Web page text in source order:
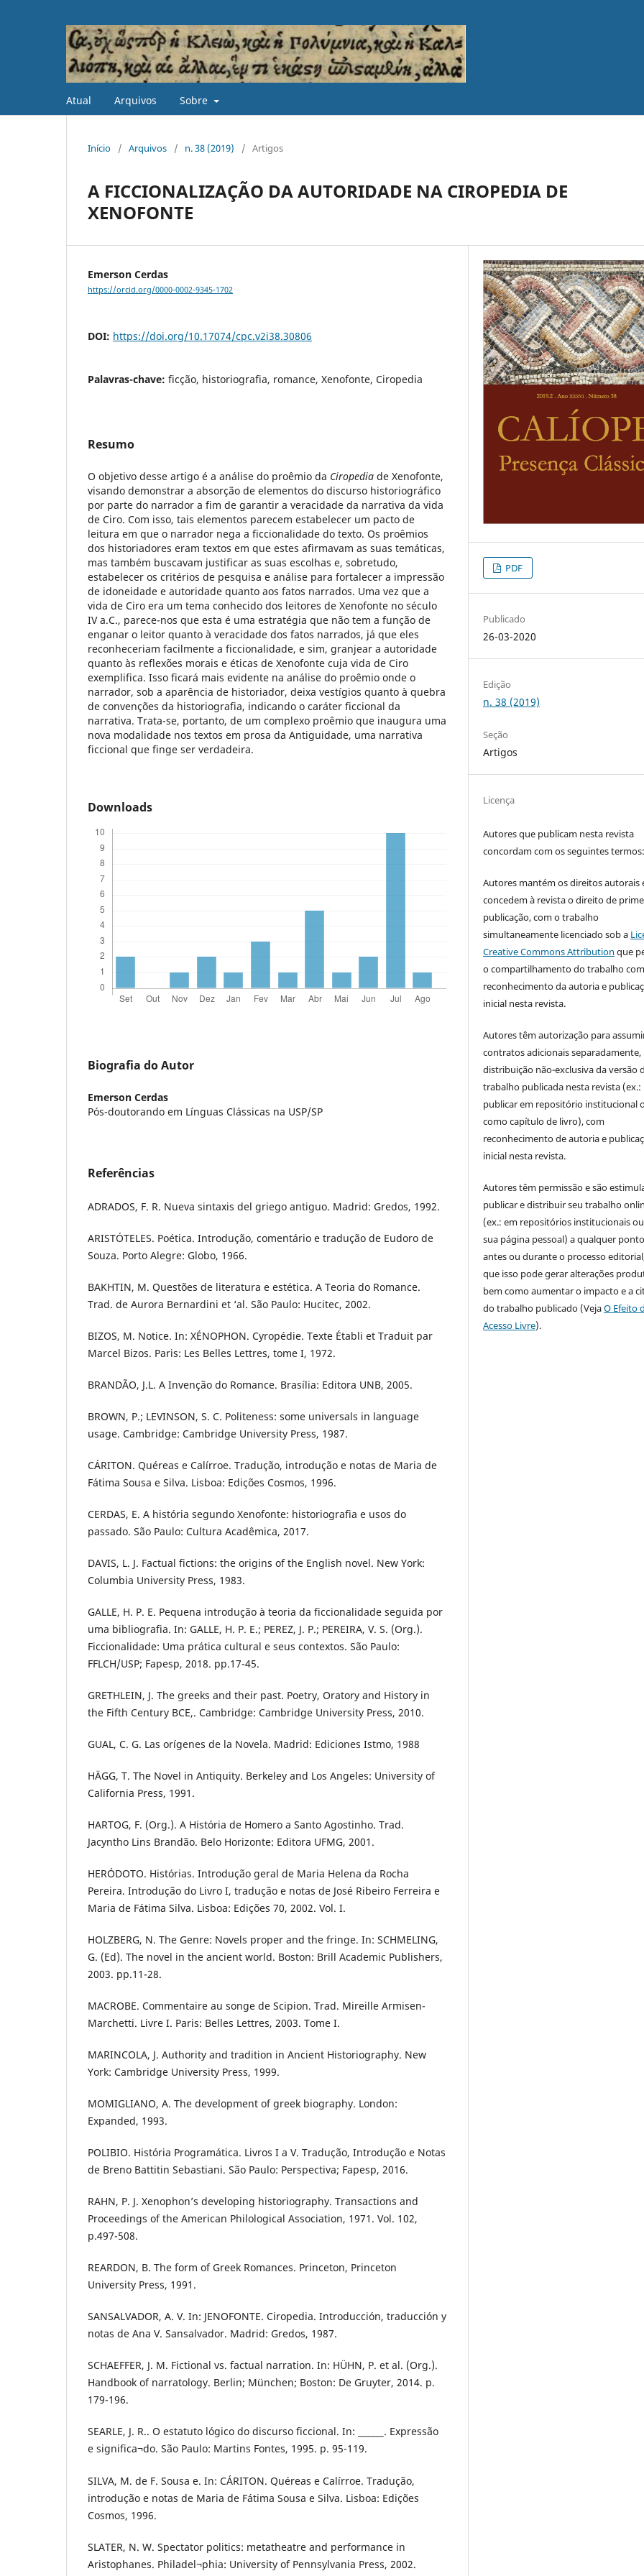
Atual Arquivos Sobre
Início / Arquivos / n. 38 (2019) / Artigos
A FICCIONALIZAÇÃO DA AUTORIDADE NA CIROPEDIA DE
XENOFONTE
Emerson Cerdas
https://orcid.org/0000-0002-9345-1702
DOI: https://doi.org/10.17074/cpc.v2i38.30806
Palavras-chave: ficção, historiografia, romance, Xenofonte, Ciropedia
Resumo
O objetivo desse artigo é a análise do proêmio da Ciropedia de Xenofonte,
visando demonstrar a absorção de elementos do discurso historiográfico
por parte do narrador a fim de garantir a veracidade da narrativa da vida
de Ciro. Com isso, tais elementos parecem estabelecer um pacto de
leitura em que o narrador nega a ficcionalidade do texto. Os proêmios
dos historiadores eram textos em que estes afirmavam as suas temáticas,
mas também buscavam justificar as suas escolhas e, sobretudo,
estabelecer os critérios de pesquisa e análise para fortalecer a impressão
de idoneidade e autoridade quanto aos fatos narrados. Uma vez que a
vida de Ciro era um tema conhecido dos leitores de Xenofonte no século
IV a.C., parece-nos que esta é uma estratégia que não tem a função de
enganar o leitor quanto à veracidade dos fatos narrados, já que eles
reconheceriam facilmente a ficcionalidade, e sim, granjear a autoridade
quanto às reflexões morais e éticas de Xenofonte cuja vida de Ciro
exemplifica. Isso ficará mais evidente na análise do proêmio onde o
narrador, sob a aparência de historiador, deixa vestígios quanto à quebra
de convenções da historiografia, indicando o caráter ficcional da
narrativa. Trata-se, portanto, de um complexo proêmio que inaugura uma
nova modalidade nos textos em prosa da Antiguidade, uma narrativa
ficcional que finge ser verdadeira.
Downloads
Biografia do Autor
Emerson Cerdas
Pós-doutorando em Línguas Clássicas na USP/SP
Referências
ADRADOS, F. R. Nueva sintaxis del griego antiguo. Madrid: Gredos, 1992.
ARISTÓTELES. Poética. Introdução, comentário e tradução de Eudoro de
Souza. Porto Alegre: Globo, 1966.
BAKHTIN, M. Questões de literatura e estética. A Teoria do Romance.
Trad. de Aurora Bernardini et ‘al. São Paulo: Hucitec, 2002.
BIZOS, M. Notice. In: XÉNOPHON. Cyropédie. Texte Établi et Traduit par
Marcel Bizos. Paris: Les Belles Lettres, tome I, 1972.
BRANDÃO, J.L. A Invenção do Romance. Brasília: Editora UNB, 2005.
BROWN, P.; LEVINSON, S. C. Politeness: some universals in language
usage. Cambridge: Cambridge University Press, 1987.
CÁRITON. Quéreas e Calírroe. Tradução, introdução e notas de Maria de
Fátima Sousa e Silva. Lisboa: Edições Cosmos, 1996.
CERDAS, E. A história segundo Xenofonte: historiografia e usos do
passado. São Paulo: Cultura Acadêmica, 2017.
DAVIS, L. J. Factual fictions: the origins of the English novel. New York:
Columbia University Press, 1983.
GALLE, H. P. E. Pequena introdução à teoria da ficcionalidade seguida por
uma bibliografia. In: GALLE, H. P. E.; PEREZ, J. P.; PEREIRA, V. S. (Org.).
Ficcionalidade: Uma prática cultural e seus contextos. São Paulo:
FFLCH/USP; Fapesp, 2018. pp.17-45.
GRETHLEIN, J. The greeks and their past. Poetry, Oratory and History in
the Fifth Century BCE,. Cambridge: Cambridge University Press, 2010.
GUAL, C. G. Las orígenes de la Novela. Madrid: Ediciones Istmo, 1988
HÄGG, T. The Novel in Antiquity. Berkeley and Los Angeles: University of
California Press, 1991.
HARTOG, F. (Org.). A História de Homero a Santo Agostinho. Trad.
Jacyntho Lins Brandão. Belo Horizonte: Editora UFMG, 2001.
HERÓDOTO. Histórias. Introdução geral de Maria Helena da Rocha
Pereira. Introdução do Livro I, tradução e notas de José Ribeiro Ferreira e
Maria de Fátima Silva. Lisboa: Edições 70, 2002. Vol. I.
HOLZBERG, N. The Genre: Novels proper and the fringe. In: SCHMELING,
G. (Ed). The novel in the ancient world. Boston: Brill Academic Publishers,
2003. pp.11-28.
MACROBE. Commentaire au songe de Scipion. Trad. Mireille Armisen-
Marchetti. Livre I. Paris: Belles Lettres, 2003. Tome I.
MARINCOLA, J. Authority and tradition in Ancient Historiography. New
York: Cambridge University Press, 1999.
MOMIGLIANO, A. The development of greek biography. London:
Expanded, 1993.
POLIBIO. História Programática. Livros I a V. Tradução, Introdução e Notas
de Breno Battitin Sebastiani. São Paulo: Perspectiva; Fapesp, 2016.
RAHN, P. J. Xenophon’s developing historiography. Transactions and
Proceedings of the American Philological Association, 1971. Vol. 102,
p.497-508.
REARDON, B. The form of Greek Romances. Princeton, Princeton
University Press, 1991.
SANSALVADOR, A. V. In: JENOFONTE. Ciropedia. Introducción, traducción y
notas de Ana V. Sansalvador. Madrid: Gredos, 1987.
SCHAEFFER, J. M. Fictional vs. factual narration. In: HÜHN, P. et al. (Org.).
Handbook of narratology. Berlin; München; Boston: De Gruyter, 2014. p.
179-196.
SEARLE, J. R.. O estatuto lógico do discurso ficcional. In: ______. Expressão
e significa¬do. São Paulo: Martins Fontes, 1995. p. 95-119.
SILVA, M. de F. Sousa e. In: CÁRITON. Quéreas e Calírroe. Tradução,
introdução e notas de Maria de Fátima Sousa e Silva. Lisboa: Edições
Cosmos, 1996.
SLATER, N. W. Spectator politics: metatheatre and performance in
Aristophanes. Philadel¬phia: University of Pennsylvania Press, 2002.
PDF
Publicado
26-03-2020
Edição
n. 38 (2019)
Seção
Artigos
Licença
Autores que publicam nesta revista
concordam com os seguintes termos:
Autores mantém os direitos autorais
concedem à revista o direito de
publicação, com o trabalho
simultaneamente licenciado sob a
Creative Commons Attribution que
o compartilhamento do trabalho com
reconhecimento da autoria e
inicial nesta revista.
Autores têm autorização para
contratos adicionais separadamente,
distribuição não-exclusiva da versão
trabalho publicada nesta revista (ex.:
publicar em repositório institucional
como capítulo de livro), com
reconhecimento de autoria e
inicial nesta revista.
Autores têm permissão e são
publicar e distribuir seu trabalho
(ex.: em repositórios institucionais
sua página pessoal) a qualquer ponto
antes ou durante o processo
que isso pode gerar alterações
bem como aumentar o impacto e a
do trabalho publicado (VejaO Efeito
Acesso Livre).